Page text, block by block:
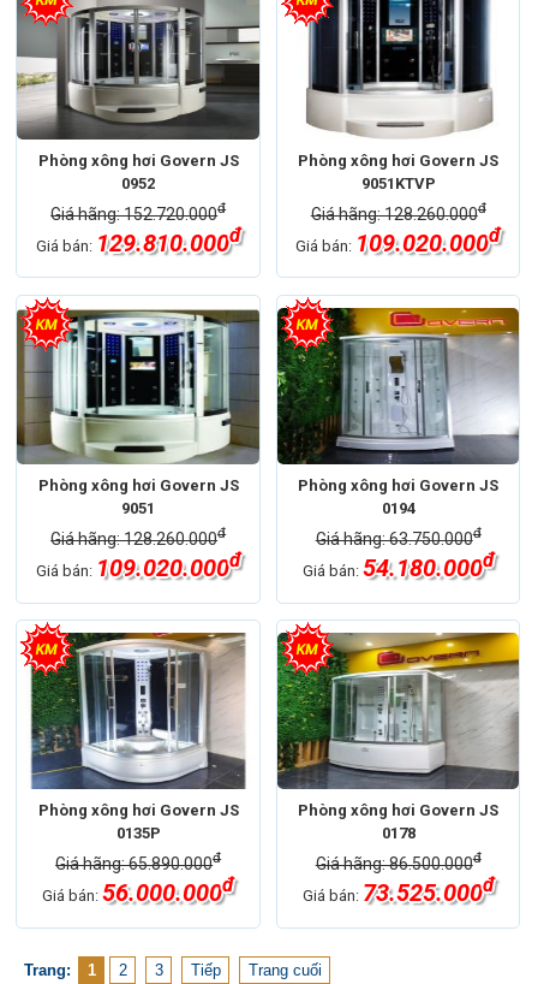
Phòng xông hơi Govern JS
0952
Giá hãng: 152.720.000đ
Giá bán: 129.810.000đ
Phòng xông hơi Govern JS
9051KTVP
Giá hãng: 128.260.000đ
Giá bán: 109.020.000đ
Phòng xông hơi Govern JS
9051
Giá hãng: 128.260.000đ
Giá bán: 109.020.000đ
Phòng xông hơi Govern JS
0194
Giá hãng: 63.750.000đ
Giá bán: 54.180.000đ
Phòng xông hơi Govern JS
0135P
Giá hãng: 65.890.000đ
Giá bán:56.000.000đ
Phòng xông hơi Govern JS
0178
Giá hãng: 86.500.000đ
Giá bán: 73.525.000đ
Trang: 1 2 3 Tiếp Trang cuối